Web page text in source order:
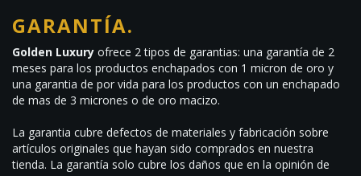
GARANTÍA.
Golden Luxury ofrece 2 tipos de garantias: una garantía de 2
meses para los productos enchapados con 1 micron de oro y
una garantia de por vida para los productos con un enchapado
de mas de 3 micrones o de oro macizo.
La garantia cubre defectos de materiales y fabricación sobre
artículos originales que hayan sido comprados en nuestra
tienda. La garantía solo cubre los daños que en la opinión de